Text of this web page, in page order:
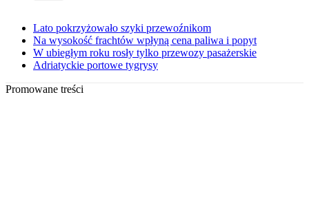
Lato pokrzyżowało szyki przewoźnikom
Na wysokość frachtów wpłyną cena paliwa i popyt
W ubiegłym roku rosły tylko przewozy pasażerskie
Adriatyckie portowe tygrysy
Promowane treści